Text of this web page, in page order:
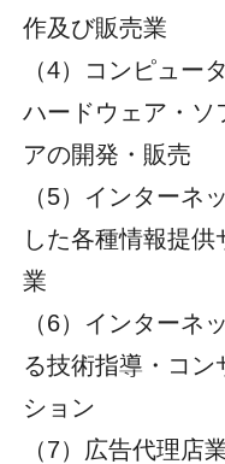
作及び販売業
（4）コンピュー
ハードウェア・ソ
アの開発・販売
（5）インターネ
した各種情報提供
業
（6）インターネ
る技術指導・コン
ション
（7）広告代理店